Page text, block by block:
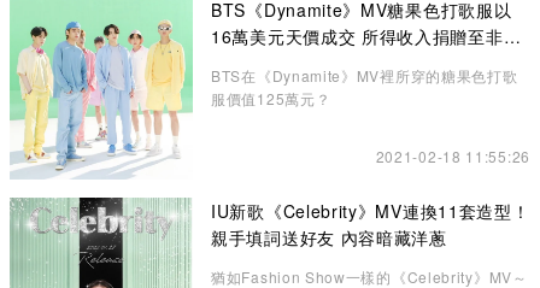
BTS《Dynamite》MV糖果色打歌服以
16萬美元天價成交 所得收入捐贈至非牟
BTS在《Dynamite》MV裡所穿的糖果色打歌
服價值125萬元？
2021-02-18 11:55:26
IU新歌《Celebrity》MV連換11套造型！
親手填詞送好友 內容暗藏洋蔥
猶如Fashion Show一樣的《Celebrity》MV～